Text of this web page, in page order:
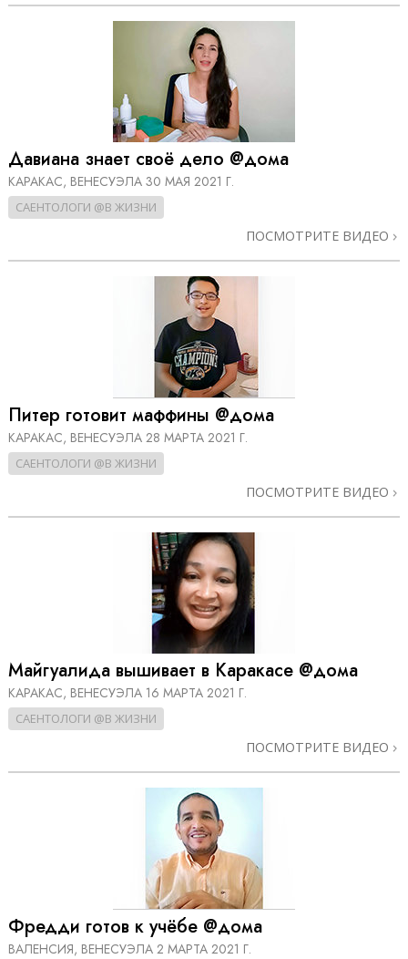
Давиана знает своё дело @дома
КАРАКАС, ВЕНЕСУЭЛА 30 МАЯ 2021 Г.
САЕНТОЛОГИ @В ЖИЗНИ
ПОСМОТРИТЕ ВИДЕО
Питер готовит маффины @дома
КАРАКАС, ВЕНЕСУЭЛА 28 МАРТА 2021 Г.
САЕНТОЛОГИ @В ЖИЗНИ
ПОСМОТРИТЕ ВИДЕО
Майгуалида вышивает в Каракасе @дома
КАРАКАС, ВЕНЕСУЭЛА 16 МАРТА 2021 Г.
САЕНТОЛОГИ @В ЖИЗНИ
ПОСМОТРИТЕ ВИДЕО
Фредди готов к учёбе @дома
ВАЛЕНСИЯ, ВЕНЕСУЭЛА 2 МАРТА 2021 Г.